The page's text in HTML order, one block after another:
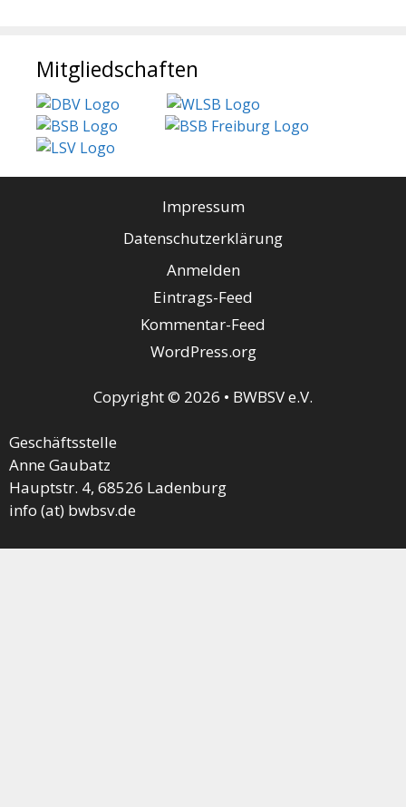
Mitgliedschaften
Impressum
Datenschutzerklärung
Anmelden
Eintrags-Feed
Kommentar-Feed
WordPress.org
Copyright © 2026 • BWBSV e.V.
Geschäftsstelle
Anne Gaubatz
Hauptstr. 4, 68526 Ladenburg
info (at) bwbsv.de